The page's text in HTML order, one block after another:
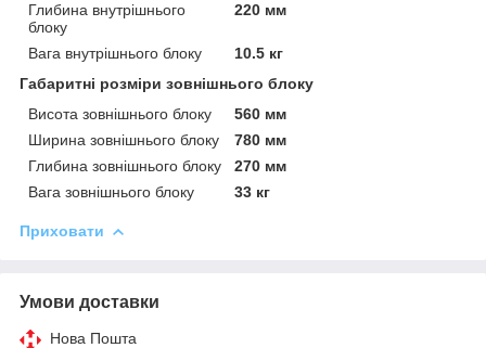
Глибина внутрішнього
блоку
220 мм
Вага внутрішнього блоку
10.5 кг
Габаритні розміри зовнішнього блоку
Висота зовнішнього блоку
560 мм
Ширина зовнішнього блоку
780 мм
Глибина зовнішнього блоку
270 мм
Вага зовнішнього блоку
33 кг
Приховати
Умови доставки
Нова Пошта